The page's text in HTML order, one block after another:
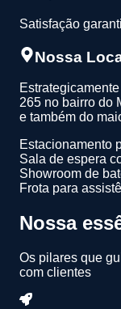
Satisfação
Nossa
265 no bairro do
e também do
Estacionamento
Sala de espera
Showroom de
Frota para
Nossa
Os pilares que
com clientes